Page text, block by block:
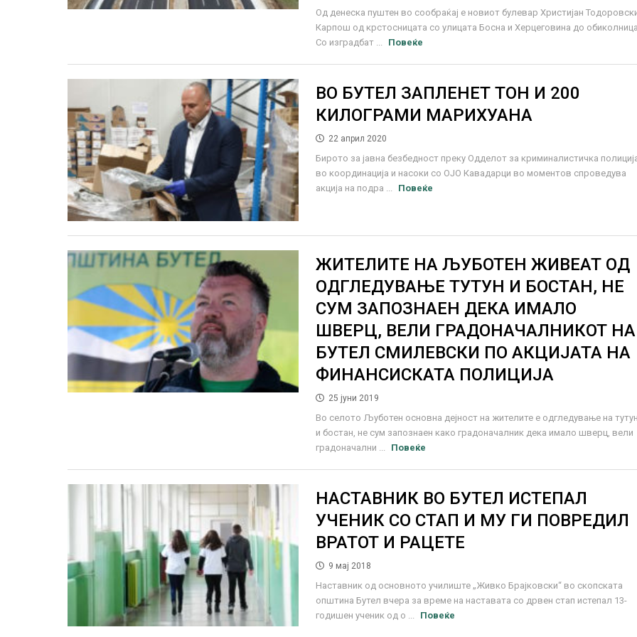
Од денеска пуштен во сообраќај е новиот булевар Христијан
Карпош од крстосницата со улицата Босна и Херцеговина до
Со изградбат ...
Повеќе
ВО БУТЕЛ ЗАПЛЕНЕТ ТОН И 200
КИЛОГРАМИ МАРИХУАНА
22 април 2020
Бирото за јавна безбедност преку Одделот за криминалистичка
во координација и насоки со ОЈО Кавадарци во моментов спроведува
акција на подра ...
Повеќе
ЖИТЕЛИТЕ НА ЉУБОТЕН ЖИВЕАТ ОД
ОДГЛЕДУВАЊЕ ТУТУН И БОСТАН, НЕ
СУМ ЗАПОЗНАЕН ДЕКА ИМАЛО
ШВЕРЦ, ВЕЛИ ГРАДОНАЧАЛНИКОТ НА
БУТЕЛ СМИЛЕВСКИ ПО АКЦИЈАТА НА
ФИНАНСИСКАТА ПОЛИЦИЈА
25 јуни 2019
Во селото Љуботен основна дејност на жителите е одгледување на тутун
и бостан, не сум запознаен како градоначалник дека имало шверц, вели
градоначални ...
Повеќе
НАСТАВНИК ВО БУТЕЛ ИСТЕПАЛ
УЧЕНИК СО СТАП И МУ ГИ ПОВРЕДИЛ
ВРАТОТ И РАЦЕТЕ
9 мај 2018
Наставник од основното училиште „Живко Брајковски“ во скопската
општина Бутел вчера за време на наставата со дрвен стап истепал 13-
годишен ученик од о ...
Повеќе